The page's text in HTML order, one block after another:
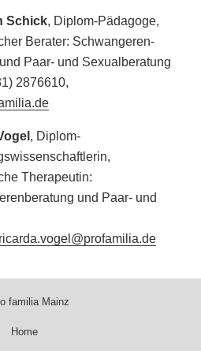
Schick, Diplom-Pädagoge,
Berater: Schwangeren­
Paar- und Sexual­beratung
2876610,
, Diplom-
Therapeutin:
und Paar- und
ricarda.vogel@profamilia.de
familia Mainz
Home